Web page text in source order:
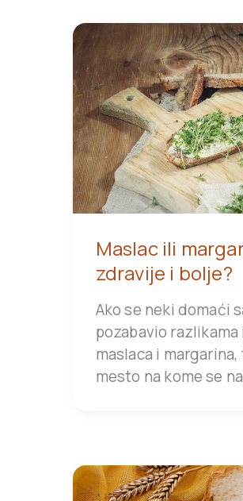
Maslac ili
zdravije i bolje?
Ako se neki domaći
pozabavio razlikama
maslaca i
mesto na kome se